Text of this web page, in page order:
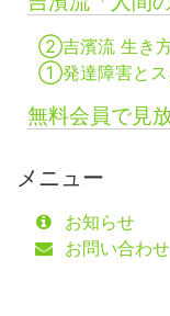
②吉濱流 生き
①発達障害とス
無料会員で見
メニュー
お知らせ
お問い合わせ